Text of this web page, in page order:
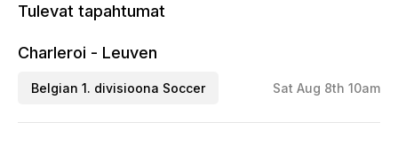
Tulevat tapahtumat
Charleroi - Leuven
Belgian 1. divisioona Soccer Sat Aug 8th 10am